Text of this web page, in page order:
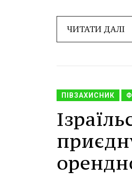
ЧИТАТИ ДАЛІ
ПІВЗАХИСНИК